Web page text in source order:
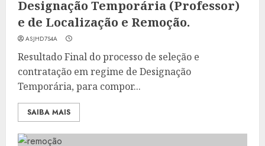
Designação Temporária (Professor)
e de Localização e Remoção.
ASJHD7S4A
Resultado Final do processo de seleção e
contratação em regime de Designação
Temporária, para compor...
SAIBA MAIS